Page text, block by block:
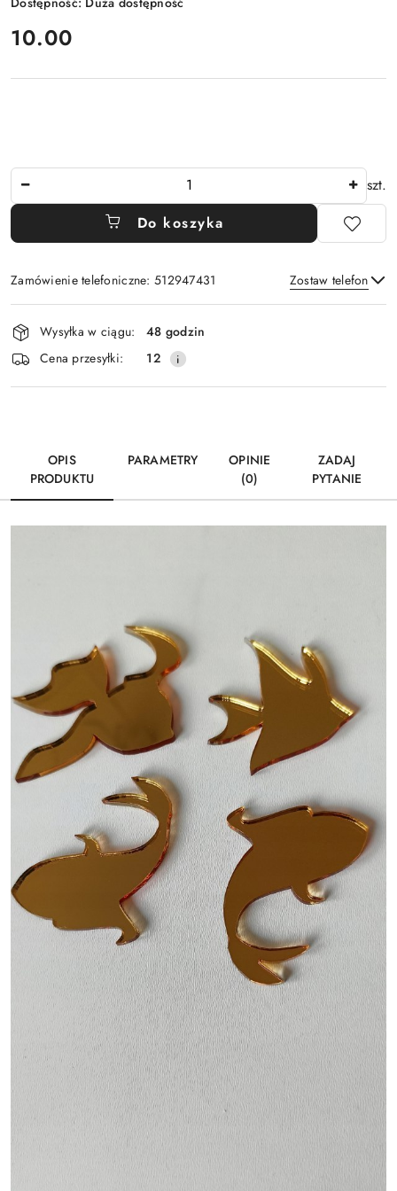
cena:
10.00
szt.
Do koszyka
Zamówienie telefoniczne: 512947431 Zostaw telefon
Wyślij
Dostępność
i
dostawa
Wysyłka w ciągu:
48 godzin
Cena przesyłki:
12
OPIS
PRODUKTU
PARAMETRY
OPINIE
(0)
ZADAJ
PYTANIE